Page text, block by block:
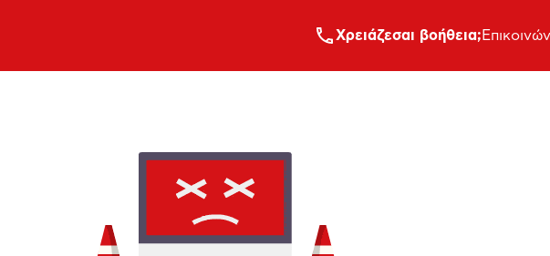
Xρειάζεσαι βοήθεια;